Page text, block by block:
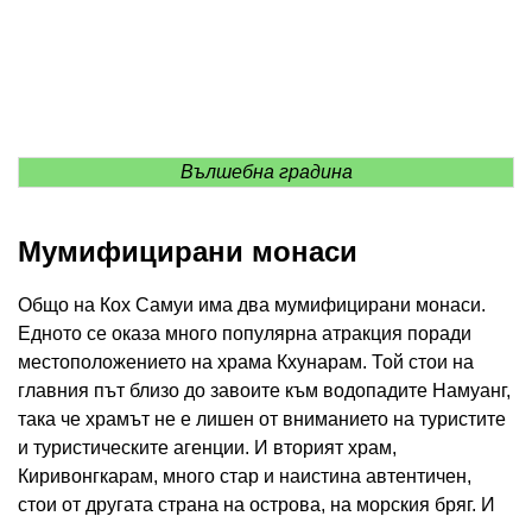
Вълшебна градина
Мумифицирани монаси
Общо на Кох Самуи има два мумифицирани монаси.
Едното се оказа много популярна атракция поради
местоположението на храма Кхунарам. Той стои на
главния път близо до завоите към водопадите Намуанг,
така че храмът не е лишен от вниманието на туристите
и туристическите агенции. И вторият храм,
Киривонгкарам, много стар и наистина автентичен,
стои от другата страна на острова, на морския бряг. И